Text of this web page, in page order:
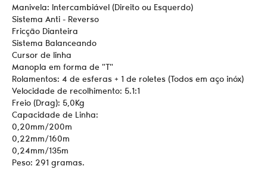
Manivela: Intercambiável (Direito ou Esquerdo)
Sistema Anti - Reverso
Fricção Dianteira
Sistema Balanceando
Cursor de linha
Manopla em forma de "T"
Rolamentos: 4 de esferas + 1 de roletes (Todos em aço inóx)
Velocidade de recolhimento: 5.1:1
Freio (Drag): 5,0Kg
Capacidade de Linha:
0,20mm/200m
0,22mm/160m
0,24mm/135m
Peso: 291 gramas.